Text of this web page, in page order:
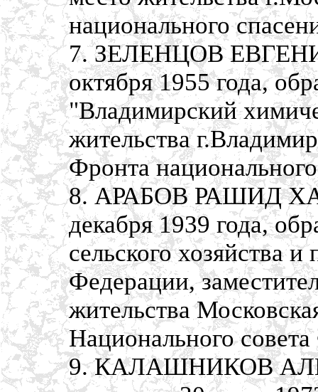
национального
7. ЗЕЛЕНЦОВ
октября 1955 года,
"Владимирский
жительства
Фронта
8. АРАБОВ РАШИД
декабря 1939 года,
сельского хозяйства
Федерации,
жительства
Национального
9. КАЛАШНИКОВ